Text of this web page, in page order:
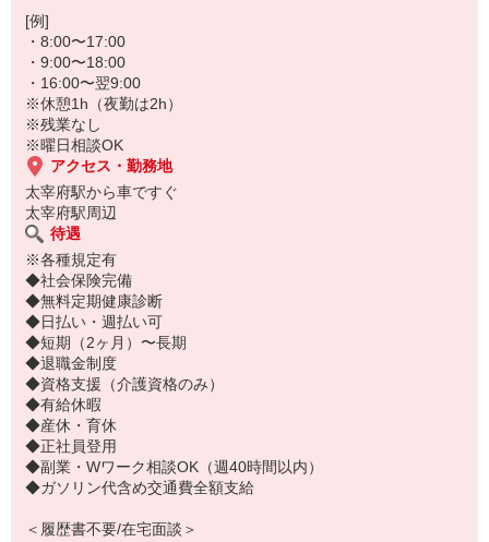
[例]
・8:00〜17:00
・9:00〜18:00
・16:00〜翌9:00
※休憩1h（夜勤は2h）
※残業なし
※曜日相談OK
アクセス・勤務地
太宰府駅から車ですぐ
太宰府駅周辺
待遇
※各種規定有
◆社会保険完備
◆無料定期健康診断
◆日払い・週払い可
◆短期（2ヶ月）〜長期
◆退職金制度
◆資格支援（介護資格のみ）
◆有給休暇
◆産休・育休
◆正社員登用
◆副業・Wワーク相談OK（週40時間以内）
◆ガソリン代含め交通費全額支給
＜履歴書不要/在宅面談＞